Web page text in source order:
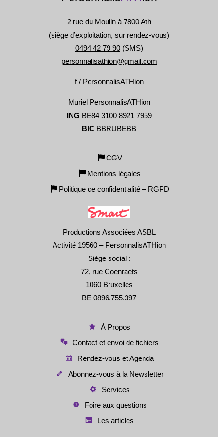
2 rue du Moulin à 7800 Ath
(siège d’exploitation, sur rendez-vous)
0494 42 79 90(SMS)
personnalisathion@gmail.com
f / PersonnalisATHion
Muriel PersonnalisATHion
ING BE84 3100 8921 7959
BIC BBRUBEBB
CGV
Mentions légales
Politique de confidentialité – RGPD
Productions Associées ASBL
Activité 19560 – PersonnalisATHion
Siège social :
72, rue Coenraets
1060 Bruxelles
BE 0896.755.397
À Propos
Contact et envoi de fichiers
Rendez-vous et Agenda
Abonnez-vous à la Newsletter
Services
Foire aux questions
Les articles